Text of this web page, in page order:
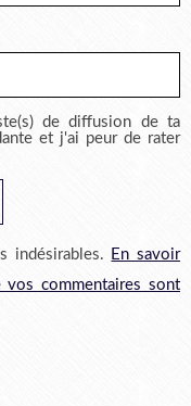
de diffusion de ta
et j'ai peur de rater
indésirables. En savoir
commentaires sont